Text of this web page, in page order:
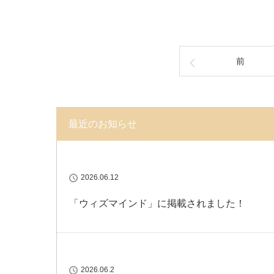
前
最近のお知らせ
2026.06.12
「ウィズマインド」に掲載されました！
2026.06.2